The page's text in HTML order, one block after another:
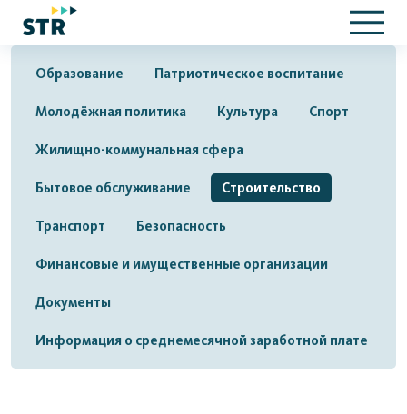
Образование Патриотическое воспитание
Молодёжная политика Культура Спорт
Жилищно-коммунальная сфера
Бытовое обслуживание Строительство
Транспорт Безопасность
Финансовые и имущественные организации
Документы
Информация о среднемесячной заработной плате